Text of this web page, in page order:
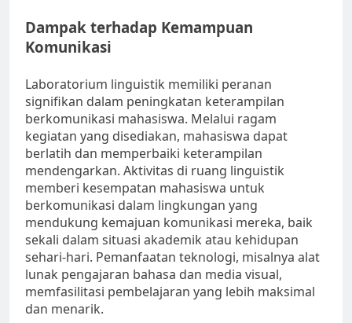
Dampak terhadap Kemampuan
Komunikasi
Laboratorium linguistik memiliki peranan
signifikan dalam peningkatan keterampilan
berkomunikasi mahasiswa. Melalui ragam
kegiatan yang disediakan, mahasiswa dapat
berlatih dan memperbaiki keterampilan
mendengarkan. Aktivitas di ruang linguistik
memberi kesempatan mahasiswa untuk
berkomunikasi dalam lingkungan yang
mendukung kemajuan komunikasi mereka, baik
sekali dalam situasi akademik atau kehidupan
sehari-hari. Pemanfaatan teknologi, misalnya alat
lunak pengajaran bahasa dan media visual,
memfasilitasi pembelajaran yang lebih maksimal
dan menarik.